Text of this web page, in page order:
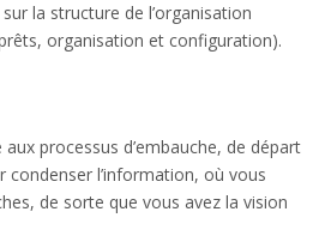
la structure de l’organisation
organisation et configuration).
processus d’embauche, de départ
condenser l’information, où vous
de sorte que vous avez la vision